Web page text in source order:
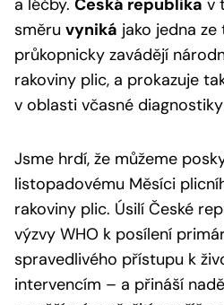
a léčby. Česká republika v
směru vyniká jako jedna ze
průkopnicky zavádějí
rakoviny plic, a prokazuje
v oblasti včasné
Jsme hrdí, že můžeme
listopadovému Měsíci
rakoviny plic. Úsilí České
výzvy WHO k posílení
spravedlivého přístupu k
intervencím – a přináší